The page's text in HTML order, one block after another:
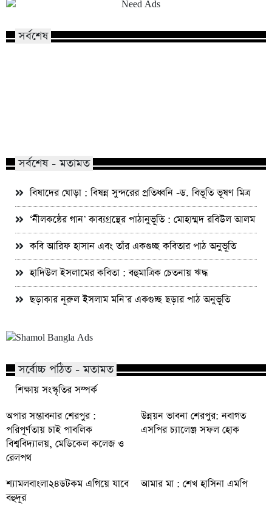
সর্বশেষ
সর্বশেষ - মতামত
বিষাদের ঘোড়া : বিষন্ন সুন্দরের প্রতিধ্বনি -ড. বিভূতি ভূষণ মিত্র
‘নীলকন্ঠের গান’ কাব্যগ্রন্থের পাঠানুভূতি : মোহাম্মদ রবিউল আলম
কবি আরিফ হাসান এবং তাঁর একগুচ্ছ কবিতার পাঠ অনুভূতি
হাদিউল ইসলামের কবিতা : বহুমাত্রিক চেতনায় ঋদ্ধ
ছড়াকার নূরুল ইসলাম মনি’র একগুচ্ছ ছড়ার পাঠ অনুভূতি
সর্বোচ্চ পঠিত - মতামত
শিক্ষায় সংস্কৃতির সম্পর্ক
অপার সম্ভাবনার শেরপুর :
পরিপূর্ণতায় চাই পাবলিক
বিশ্ববিদ্যালয়, মেডিকেল কলেজ ও
রেলপথ
উন্নয়ন ভাবনা শেরপুর: নবাগত
এসপির চ্যালেঞ্জ সফল হোক
শ্যামলবাংলা২৪ডটকম এগিয়ে যাবে
বহুদূর
আমার মা : শেখ হাসিনা এমপি